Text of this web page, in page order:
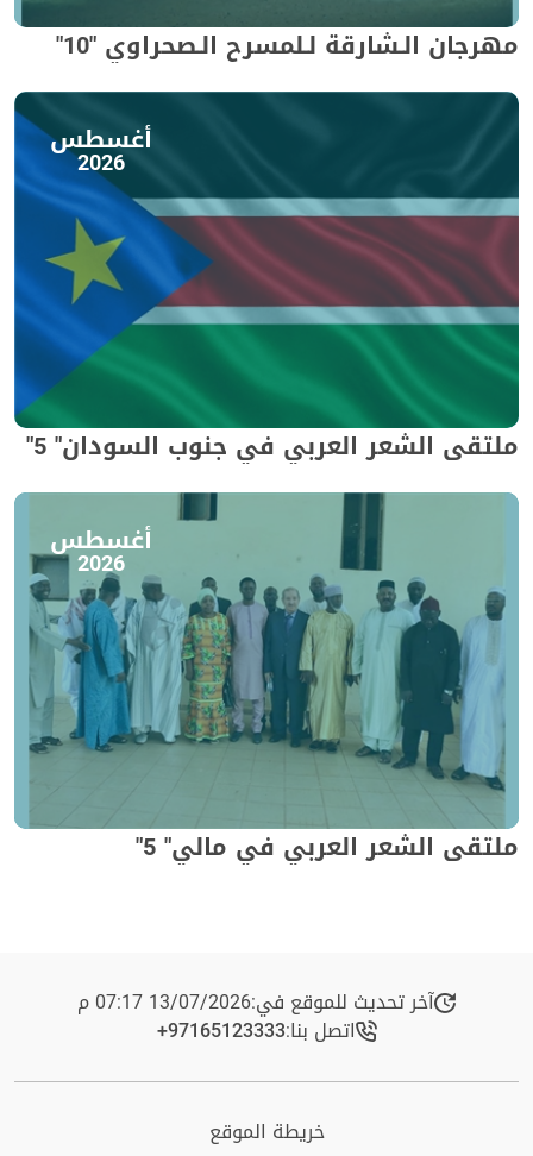
مهرجان الـشارقة لـلمسرح الـصحراوي "10"
أغسطس
2026
ملتقى الشعر العربي في جنوب السودان" 5"
أغسطس
2026
ملتقى الشعر العربي في مالي" 5"
آخر تحديث للموقع في:13/07/2026 07:17 م
اتصل بنا:+97165123333​
خريطة الموقع